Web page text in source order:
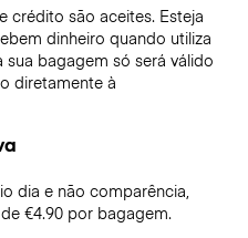
crédito são aceites. Esteja
dinheiro quando utiliza
bagagem só será válido
diretamente à
dia e não comparência,
€4.90 por bagagem.